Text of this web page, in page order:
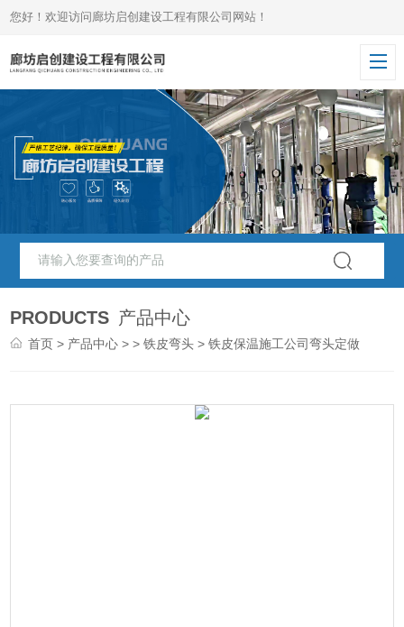
您好！欢迎访问廊坊启创建设工程有限公司网站！
PRODUCTS 产品中心
首页 > 产品中心 > >铁皮弯头 > 铁皮保温施工公司弯头定做